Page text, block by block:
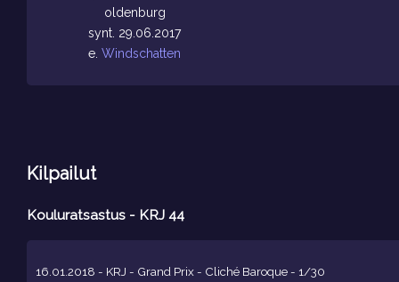
oldenburg
synt. 29.06.2017
e. Windschatten
Kilpailut
Kouluratsastus - KRJ 44
16.01.2018 - KRJ - Grand Prix - Cliché Baroque - 1/30